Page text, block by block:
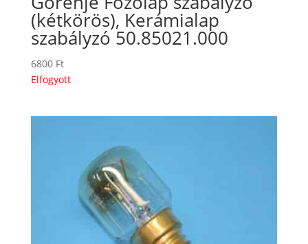
(kétkörös), Kerámialap
szabályzó 50.85021.000
6800 Ft
Elfogyott